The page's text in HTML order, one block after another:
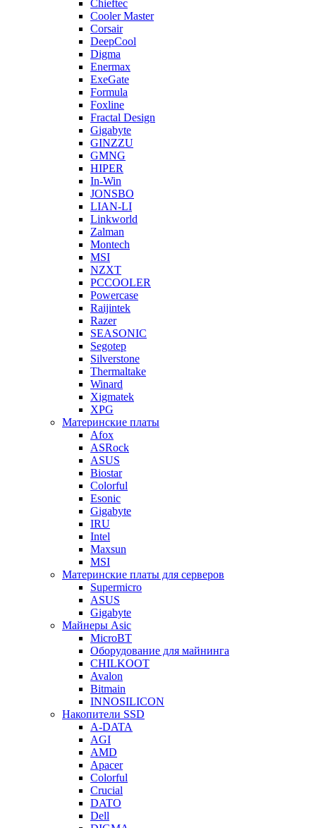
Chieftec
Cooler Master
Corsair
DeepCool
Digma
Enermax
ExeGate
Formula
Foxline
Fractal Design
Gigabyte
GINZZU
GMNG
HIPER
In-Win
JONSBO
LIAN-LI
Linkworld
Zalman
Montech
MSI
NZXT
PCCOOLER
Powercase
Raijintek
Razer
SEASONIC
Segotep
Silverstone
Thermaltake
Winard
Xigmatek
XPG
Материнские платы
Afox
ASRock
ASUS
Biostar
Colorful
Esonic
Gigabyte
IRU
Intel
Maxsun
MSI
Материнские платы для серверов
Supermicro
ASUS
Gigabyte
Майнеры Asic
MicroBT
Оборудование для майнинга
CHILKOOT
Avalon
Bitmain
INNOSILICON
Накопители SSD
A-DATA
AGI
AMD
Apacer
Colorful
Crucial
DATO
Dell